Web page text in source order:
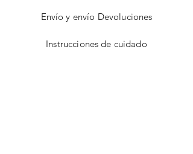
Envío y envío Devoluciones
Instrucciones de cuidado